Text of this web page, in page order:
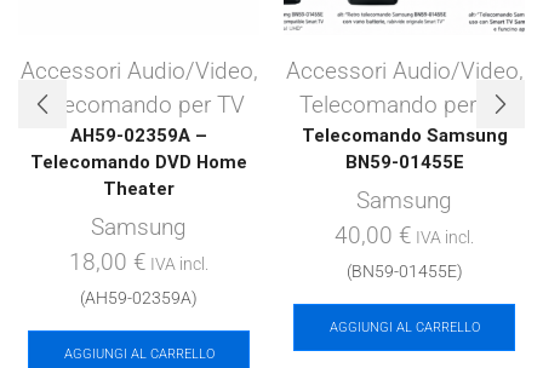
Accessori Audio/Video,
Telecomando per TV
AH59-02359A –
Telecomando DVD Home
Theater
Samsung
18,00 € IVA incl.
(AH59-02359A)
AGGIUNGI AL CARRELLO
Accessori Audio/Video,
Telecomando per TV
Telecomando Samsung
BN59-01455E
Samsung
40,00 € IVA incl.
(BN59-01455E)
AGGIUNGI AL CARRELLO